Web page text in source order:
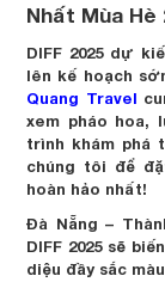
Nhất Mùa Hè
DIFF 2025 dự
lên kế hoạch
Quang Travel
xem pháo hoa,
trình khám phá
chúng tôi để
hoàn hảo nhất!
Đà Nẵng –
DIFF 2025 sẽ
diệu đầy sắc